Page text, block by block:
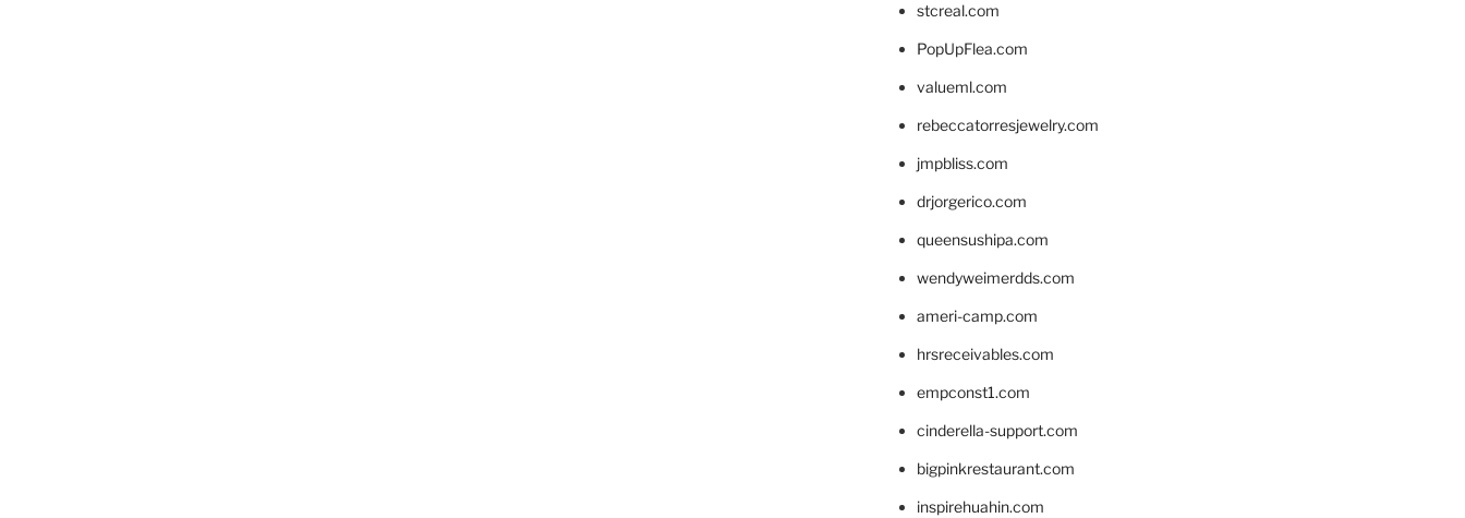
stcreal.com
PopUpFlea.com
valueml.com
rebeccatorresjewelry.com
jmpbliss.com
drjorgerico.com
queensushipa.com
wendyweimerdds.com
ameri-camp.com
hrsreceivables.com
empconst1.com
cinderella-support.com
bigpinkrestaurant.com
inspirehuahin.com